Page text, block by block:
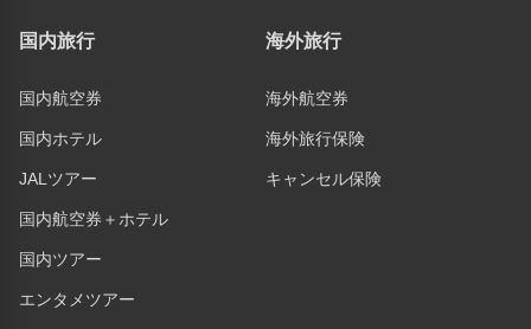
国内旅行
国内航空券
国内ホテル
JALツアー
国内航空券＋ホテル
国内ツアー
エンタメツアー
海外旅行
海外航空券
海外旅行保険
キャンセル保険